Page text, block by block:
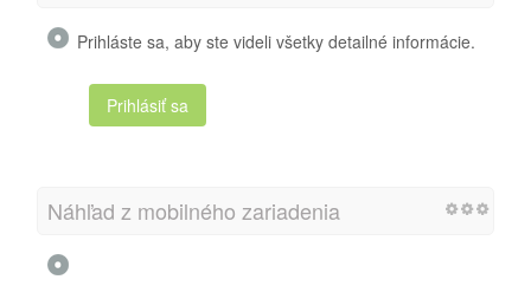
Prihláste sa, aby ste videli všetky detailné informácie.
Prihlásiť sa
Náhľad z mobilného zariadenia